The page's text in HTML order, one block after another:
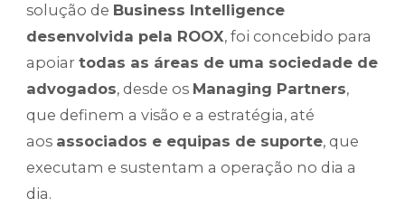
solução de Business Intelligence
desenvolvida pela ROOX, foi concebido para
apoiar todas as áreas de uma sociedade de
advogados, desde os Managing Partners,
que definem a visão e a estratégia, até
aos associados e equipas de suporte, que
executam e sustentam a operação no dia a
dia.